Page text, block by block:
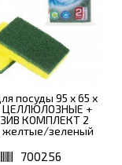
посуды 95 x 65 х
ЦЕЛЛЮЛОЗНЫЕ +
КОМПЛЕКТ 2
желтые/зеленый
700256